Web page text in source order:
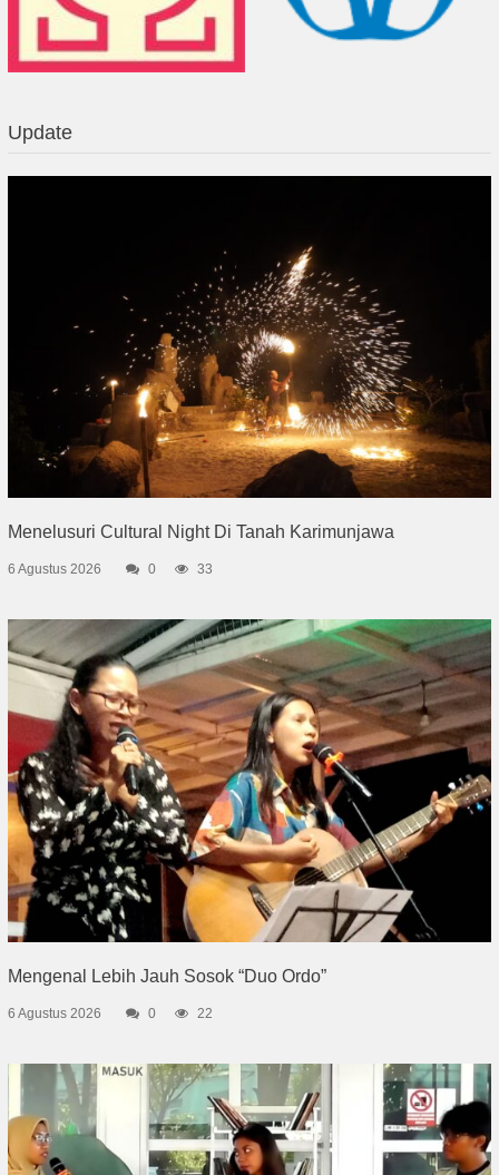
Update
Menelusuri Cultural Night Di Tanah Karimunjawa
6 Agustus 2026 0 33
Mengenal Lebih Jauh Sosok “Duo Ordo”
6 Agustus 2026 0 22